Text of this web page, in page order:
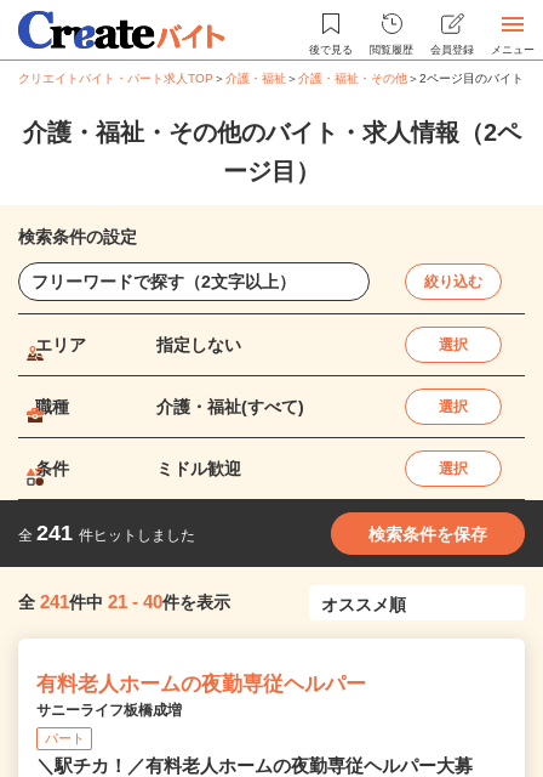
後で見る 閲覧履歴 会員登録 メニュー
クリエイトバイト・パート求人TOP ＞介護・福祉＞介護・福祉・その他＞2ページ目のバイト・
介護・福祉・その他のバイト・求人情報（2ペ
ージ目）
検索条件の設定
絞り込む
エリア 指定しない 選択
職種 介護・福祉(すべて) 選択
条件 ミドル歓迎 選択
全 241 件ヒットしました 検索条件を保存
全 241件中 21 - 40件を表示
有料老人ホームの夜勤専従ヘルパー
サニーライフ板橋成増
パート
＼駅チカ！／有料老人ホームの夜勤専従ヘルパー大募